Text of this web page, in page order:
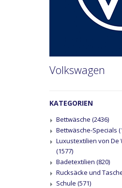
Volkswagen
KATEGORIEN
Bettwäsche (2436)
Bettwäsche-Specials
Luxustextilien von De
(1577)
Badetextilien (820)
Rucksäcke und
Schule (571)